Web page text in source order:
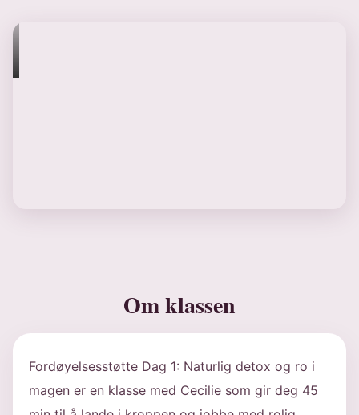
Om klassen
Fordøyelsesstøtte Dag 1: Naturlig detox og ro i
magen er en klasse med Cecilie som gir deg 45